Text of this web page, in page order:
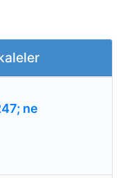
ne